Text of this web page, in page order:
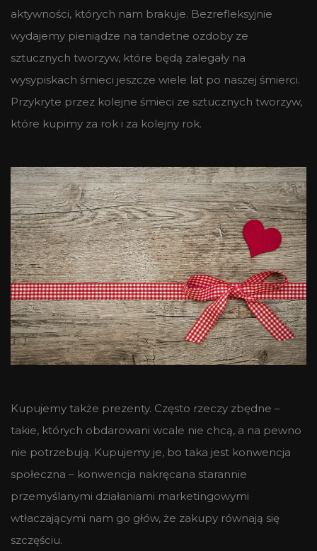
aktywności, których nam brakuje. Bezrefleksyjnie
wydajemy pieniądze na tandetne ozdoby ze
sztucznych tworzyw, które będą zalegały na
wysypiskach śmieci jeszcze wiele lat po naszej śmierci.
Przykryte przez kolejne śmieci ze sztucznych tworzyw,
które kupimy za rok i za kolejny rok.
Kupujemy także prezenty. Często rzeczy zbędne –
takie, których obdarowani wcale nie chcą, a na pewno
nie potrzebują. Kupujemy je, bo taka jest konwencja
społeczna – konwencja nakręcana starannie
przemyślanymi działaniami marketingowymi
wtłaczającymi nam go głów, że zakupy równają się
szczęściu.